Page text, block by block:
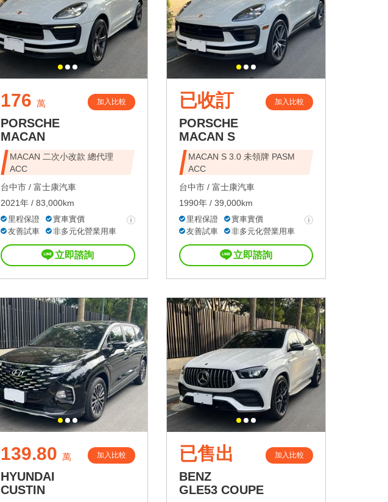
176 萬 加入比較
PORSCHE
MACAN
MACAN 二次小改款 總代理
ACC
台中市 / 富士康汽車
2021年 / 83,000km
里程保證
實車實價
友善試車
非多元化營業用車
立即諮詢
已收訂 加入比較
PORSCHE
MACAN S
MACAN S 3.0 未領牌 PASM
ACC
台中市 / 富士康汽車
1990年 / 39,000km
里程保證
實車實價
友善試車
非多元化營業用車
立即諮詢
139.80 萬 加入比較
HYUNDAI
CUSTIN
已售出 加入比較
BENZ
GLE53 COUPE